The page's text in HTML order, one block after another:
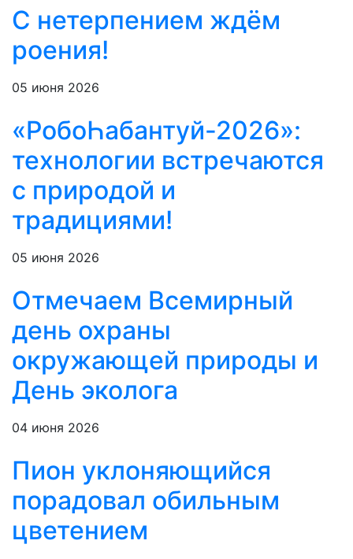
С нетерпением ждём
роения!
05 июня 2026
«РобоҺабантуй-2026»:
технологии встречаются
с природой и
традициями!
05 июня 2026
Отмечаем Всемирный
день охраны
окружающей природы и
День эколога
04 июня 2026
Пион уклоняющийся
порадовал обильным
цветением